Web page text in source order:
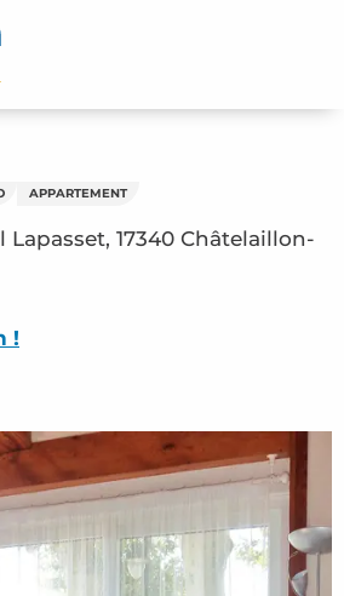
APPARTEMENT
Lapasset, 17340 Châtelaillon-
!
aux favoris